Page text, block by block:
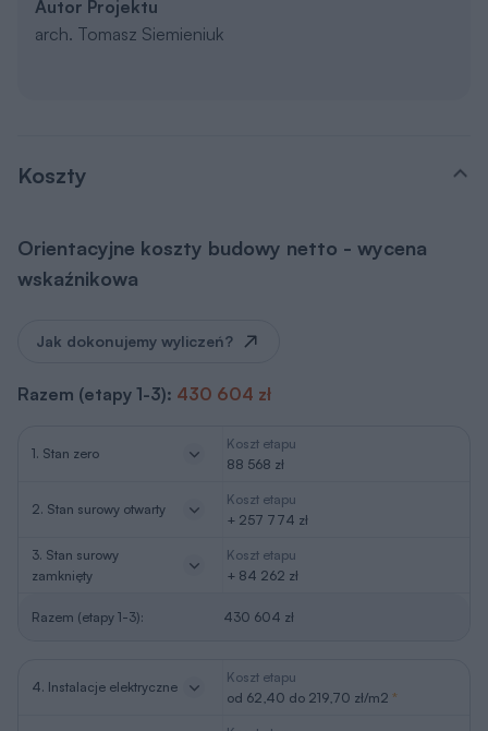
Autor Projektu
arch. Tomasz Siemieniuk
Koszty
Orientacyjne koszty budowy netto - wycena
wskaźnikowa
Jak dokonujemy wyliczeń?
Razem (etapy 1-3): 430 604 zł
1. Stan zero
Koszt etapu
88 568 zł
2. Stan surowy otwarty
Koszt etapu
+ 257 774 zł
3. Stan surowy
zamknięty
Koszt etapu
+ 84 262 zł
Razem (etapy 1-3): 430 604 zł
4. Instalacje elektryczne
Koszt etapu
od 62,40 do 219,70 zł/m2 *